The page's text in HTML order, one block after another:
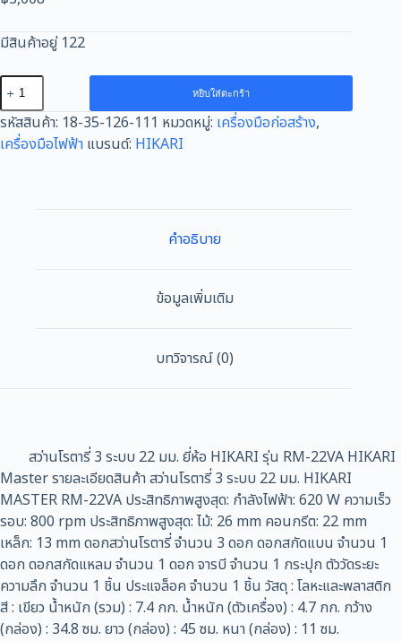
มีสินค้าอยู่ 122
จำนวน
สว่าน
โรตารี่
3
HIKARI
หยิบใส่ตะกร้า
รหัสสินค้า: 18-35-126-111 หมวดหมู่: เครื่องมือก่อสร้าง,
เครื่องมือไฟฟ้า แบรนด์: HIKARI
คำอธิบาย
ข้อมูลเพิ่มเติม
บทวิจารณ์ (0)
สว่านโรตารี่ 3 ระบบ 22 มม. ยี่ห้อ HIKARI รุ่น RM-22VA HIKARI
Master รายละเอียดสินค้า สว่านโรตารี่ 3 ระบบ 22 มม. HIKARI
MASTER RM-22VA ประสิทธิภาพสูงสุด: กำลังไฟฟ้า: 620 W ความเร็ว
รอบ: 800 rpm ประสิทธิภาพสูงสุด: ไม้: 26 mm คอนกรีต: 22 mm
เหล็ก: 13 mm ดอกสว่านโรตารี่ จำนวน 3 ดอก ดอกสกัดแบน จำนวน 1
ดอก ดอกสกัดแหลม จำนวน 1 ดอก จารบี จำนวน 1 กระปุก ตัววัดระยะ
ความลึก จำนวน 1 ชิ้น ประแจล็อค จำนวน 1 ชิ้น วัสดุ : โลหะและพลาสติก
สี : เขียว น้ำหนัก (รวม) : 7.4 กก. น้ำหนัก (ตัวเครื่อง) : 4.7 กก. กว้าง
(กล่อง) : 34.8 ซม. ยาว (กล่อง) : 45 ซม. หนา (กล่อง) : 11 ซม.